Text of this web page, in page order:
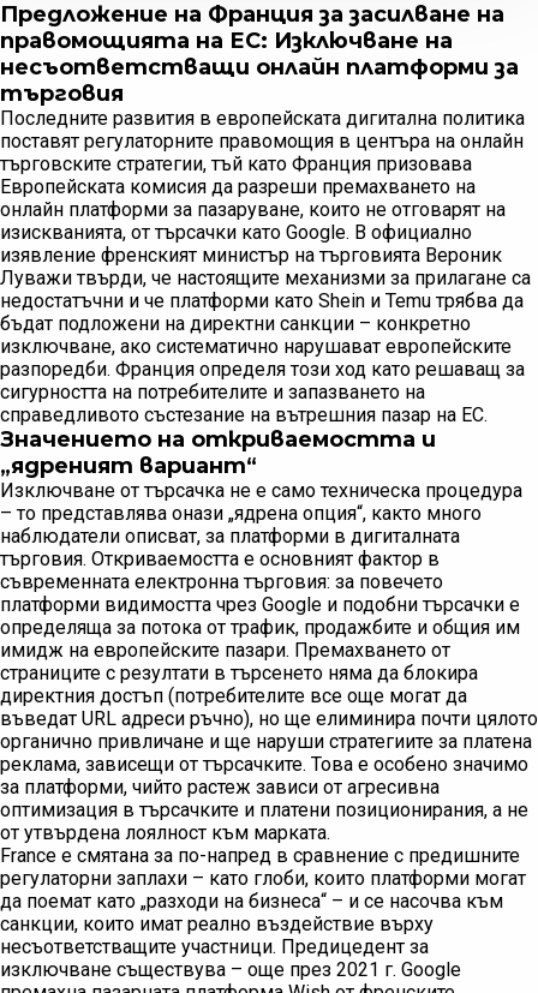
Предложение на Франция за засилване на
правомощията на ЕС: Изключване на
несъответстващи онлайн платформи за
търговия
Последните развития в европейската дигитална политика
поставят регулаторните правомощия в центъра на онлайн
търговските стратегии, тъй като Франция призовава
Европейската комисия да разреши премахването на
онлайн платформи за пазаруване, които не отговарят на
изискванията, от търсачки като Google. В официално
изявление френският министър на търговията Вероник
Луважи твърди, че настоящите механизми за прилагане са
недостатъчни и че платформи като Shein и Temu трябва да
бъдат подложени на директни санкции – конкретно
изключване, ако систематично нарушават европейските
разпоредби. Франция определя този ход като решаващ за
сигурността на потребителите и запазването на
справедливото състезание на вътрешния пазар на ЕС.
Значението на откриваемостта и
„ядреният вариант“
Изключване от търсачка не е само техническа процедура
– то представлява онази „ядрена опция“, както много
наблюдатели описват, за платформи в дигиталната
търговия. Откриваемостта е основният фактор в
съвременната електронна търговия: за повечето
платформи видимостта чрез Google и подобни търсачки е
определяща за потока от трафик, продажбите и общия им
имидж на европейските пазари. Премахването от
страниците с резултати в търсенето няма да блокира
директния достъп (потребителите все още могат да
въведат URL адреси ръчно), но ще елиминира почти цялото
органично привличане и ще наруши стратегиите за платена
реклама, зависещи от търсачките. Това е особено значимо
за платформи, чийто растеж зависи от агресивна
оптимизация в търсачките и платени позиционирания, а не
от утвърдена лоялност към марката.
France е смятана за по-напред в сравнение с предишните
регулаторни заплахи – като глоби, които платформи могат
да поемат като „разходи на бизнеса“ – и се насочва към
санкции, които имат реално въздействие върху
несъответстващите участници. Предицедент за
изключване съществува – още през 2021 г. Google